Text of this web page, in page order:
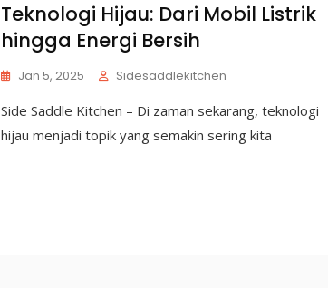
Teknologi Hijau: Dari Mobil Listrik
hingga Energi Bersih
Jan 5, 2025 Sidesaddlekitchen
Side Saddle Kitchen – Di zaman sekarang, teknologi
hijau menjadi topik yang semakin sering kita